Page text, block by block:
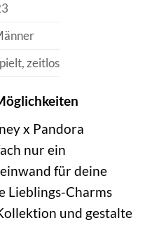
zeitlos
x Pandora
nur ein
für deine
Lieblings-Charms
und gestalte